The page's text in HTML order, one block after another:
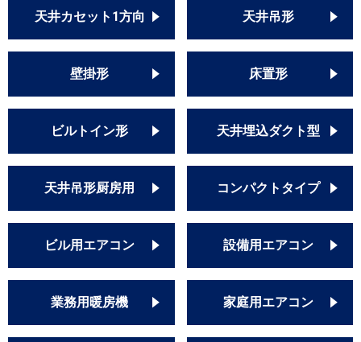
天井カセット1方向 天井吊形
壁掛形 床置形
ビルトイン形 天井埋込ダクト型
天井吊形厨房用 コンパクトタイプ
ビル用エアコン 設備用エアコン
業務用暖房機 家庭用エアコン